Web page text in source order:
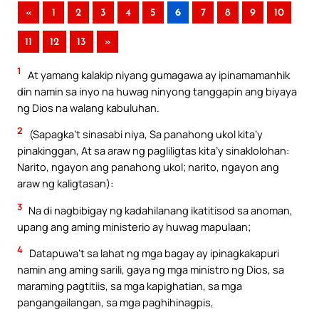
« 1 2 3 4 5 6 7 8 9 10
11 12 13 »
1
At yamang kalakip niyang gumagawa ay ipinamamanhik
din namin sa inyo na huwag ninyong tanggapin ang biyaya
ng Dios na walang kabuluhan.
2
(Sapagka’t sinasabi niya, Sa panahong ukol kita’y
pinakinggan, At sa araw ng pagliligtas kita’y sinaklolohan:
Narito, ngayon ang panahong ukol; narito, ngayon ang
araw ng kaligtasan):
3 Na di nagbibigay ng kadahilanang ikatitisod sa anoman,
upang ang aming ministerio ay huwag mapulaan;
4 Datapuwa’t sa lahat ng mga bagay ay ipinagkakapuri
namin ang aming sarili, gaya ng mga ministro ng Dios, sa
maraming pagtitiis, sa mga kapighatian, sa mga
pangangailangan, sa mga paghihinagpis,